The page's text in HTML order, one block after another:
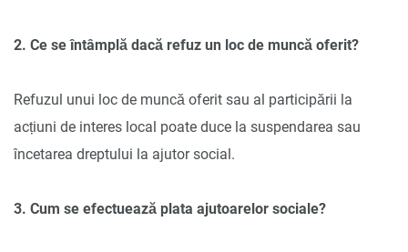
2. Ce se întâmplă dacă refuz un loc de muncă oferit?
Refuzul unui loc de muncă oferit sau al participării la
acțiuni de interes local poate duce la suspendarea sau
încetarea dreptului la ajutor social.
3. Cum se efectuează plata ajutoarelor sociale?